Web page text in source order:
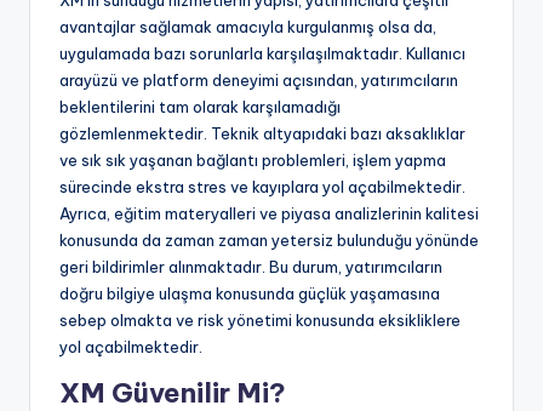
avantajlar sağlamak amacıyla kurgulanmış olsa da,
uygulamada bazı sorunlarla karşılaşılmaktadır. Kullanıcı
arayüzü ve platform deneyimi açısından, yatırımcıların
beklentilerini tam olarak karşılamadığı
gözlemlenmektedir. Teknik altyapıdaki bazı aksaklıklar
ve sık sık yaşanan bağlantı problemleri, işlem yapma
sürecinde ekstra stres ve kayıplara yol açabilmektedir.
Ayrıca, eğitim materyalleri ve piyasa analizlerinin kalitesi
konusunda da zaman zaman yetersiz bulunduğu yönünde
geri bildirimler alınmaktadır. Bu durum, yatırımcıların
doğru bilgiye ulaşma konusunda güçlük yaşamasına
sebep olmakta ve risk yönetimi konusunda eksikliklere
yol açabilmektedir.
XM Güvenilir Mi?